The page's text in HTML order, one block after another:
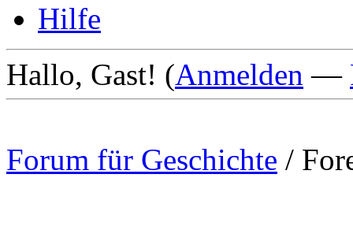
Hilfe
Hallo, Gast! (Anmelden —
Forum für Geschichte /